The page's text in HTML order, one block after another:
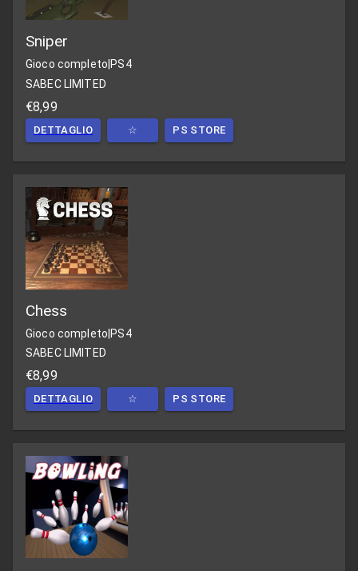
Sniper
Gioco completo PS4
SABEC LIMITED
€8,99
DETTAGLIO ☆ PS STORE
Chess
Gioco completo|PS4
SABEC LIMITED
€8,99
DETTAGLIO ☆ PS STORE